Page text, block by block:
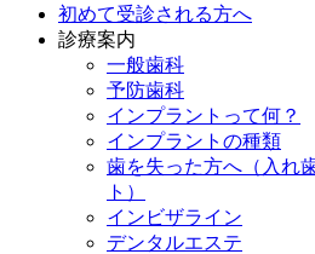
初めて受診される方へ
診療案内
一般歯科
予防歯科
インプラントって何？
インプラントの種類
歯を失った方へ（入れ
ト）
インビザライン
デンタルエステ